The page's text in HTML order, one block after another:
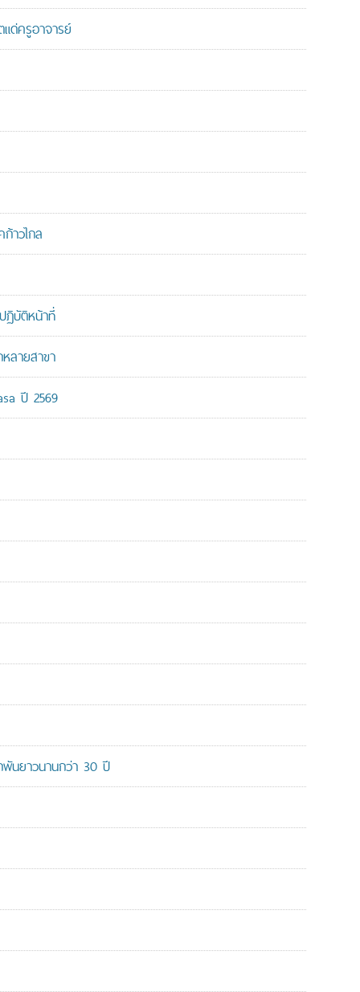
ด่ครูอาจารย์
าวไกล
ฏิบัติหน้าที่
ลายสาขา
ปี 2569
นยาวนานกว่า 30 ปี